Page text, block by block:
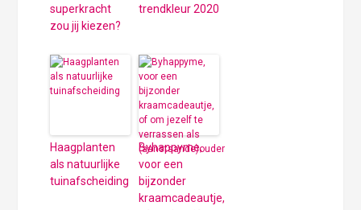
superkracht
zou jij kiezen?
trendkleur 2020
Haagplanten
als natuurlijke
tuinafscheiding
Byhappyme,
voor een
bijzonder
kraamcadeautje,